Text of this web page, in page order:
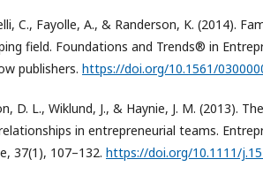
C., Fayolle, A., & Randerson, K. (2014).
field. Foundations and Trends® in
publishers. https://doi.org/10.1561/
D. L., Wiklund, J., & Haynie, J. M. (2013).
in entrepreneurial teams.
37(1), 107–132. https://doi.org/10.1111/